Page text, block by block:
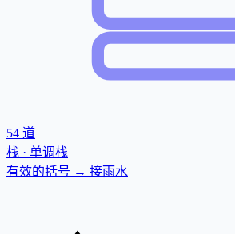
54 道
栈 · 单调栈
有效的括号 → 接雨水